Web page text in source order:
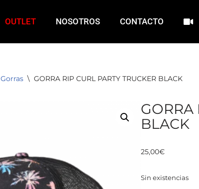
OUTLET NOSOTROS CONTACTO
Gorras \ GORRA RIP CURL PARTY TRUCKER BLACK
GORRA
BLACK
25,00€
Sin existencias